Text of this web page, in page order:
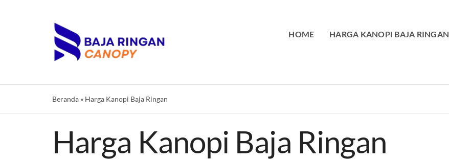
HOME HARGA KANOPI BAJA RINGAN
Beranda » Harga Kanopi Baja Ringan
Harga Kanopi Baja Ringan